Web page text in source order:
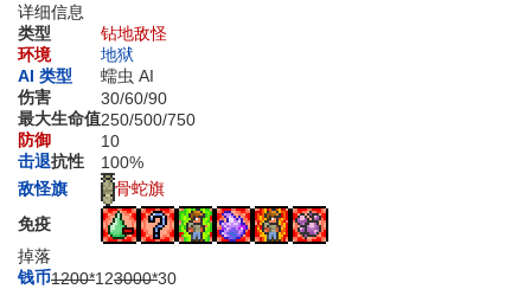
详细信息
类型
钻地敌怪
环境
地狱
AI 类型
蠕虫 AI
伤害
30/60/90
最大生命值250/500/750
防御
10
击退抗性
100%
敌怪旗
骨蛇旗
免疫
掉落
钱币1200*123000*30